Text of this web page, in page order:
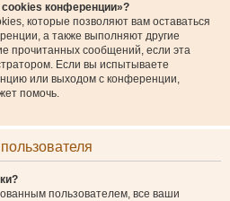
конференции»?
которые позволяют вам оставаться
а также выполняют другие
прочитанных сообщений, если эта
Если вы испытываете
или выходом с конференции,
помочь.
пользователем, все ваши